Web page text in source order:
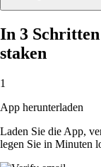
In 3
staken
1
App herunterladen
Laden Sie die App,
legen Sie in Minuten